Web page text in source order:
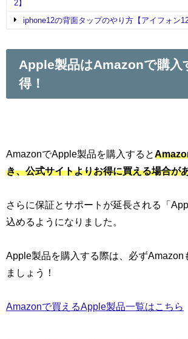
2】
iphone12の背面タップのやり方【アイフォン12
Apple製品はAmazonで購入
得！
AmazonでApple製品を購入すると
き、公式サイトよりお得に買える場合が
さらに保証とサポートが延長される「
込めるようになりました。
Apple製品を購入する際は、必ずAmazon
ましょう！
Amazonで買えるApple製品一覧はこちら